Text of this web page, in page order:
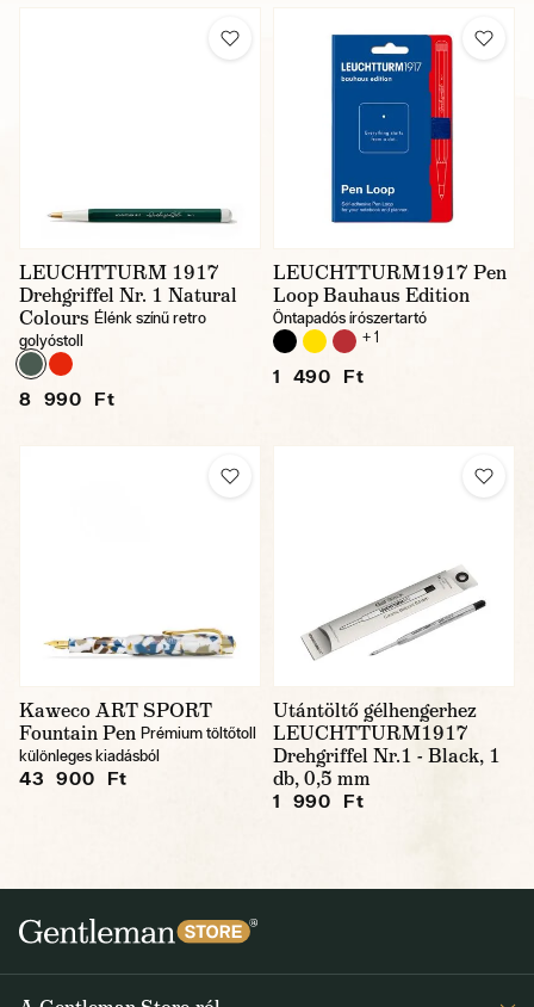
LEUCHTTURM 1917
Drehgriffel Nr. 1 Natural
Colours Élénk színű retro
golyóstoll
8 990 Ft
LEUCHTTURM1917 Pen
Loop Bauhaus Edition
Öntapadós írószertartó
+ 1
1 490 Ft
Kaweco ART SPORT
Fountain Pen Prémium töltőtoll
különleges kiadásból
43 900 Ft
Utántöltő gélhengerhez
LEUCHTTURM1917
Drehgriffel Nr.1 - Black, 1
db, 0,5 mm
1 990 Ft